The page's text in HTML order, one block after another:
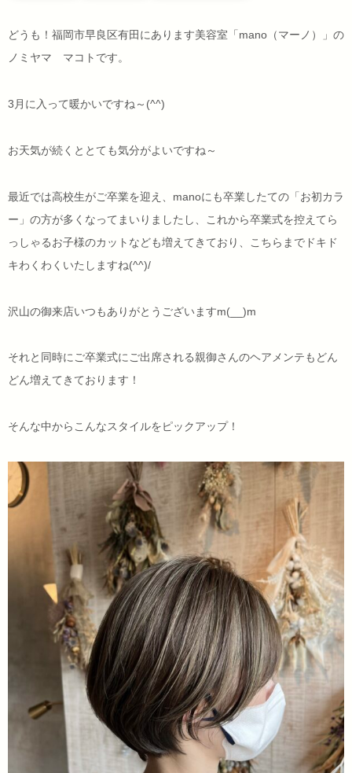
どうも！福岡市早良区有田にあります美容室「mano（マーノ）」の
ノミヤマ マコトです。
3月に入って暖かいですね～(^^)
お天気が続くととても気分がよいですね～
最近では高校生がご卒業を迎え、manoにも卒業したての「お初カラ
ー」の方が多くなってまいりましたし、これから卒業式を控えてら
っしゃるお子様のカットなども増えてきており、こちらまでドキド
キわくわくいたしますね(^^)/
沢山の御来店いつもありがとうございますm(__)m
それと同時にご卒業式にご出席される親御さんのヘアメンテもどん
どん増えてきております！
そんな中からこんなスタイルをピックアップ！